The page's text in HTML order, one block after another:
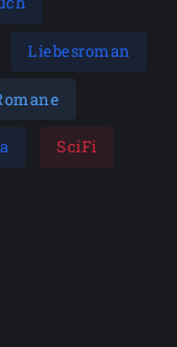
Liebesroman
SciFi